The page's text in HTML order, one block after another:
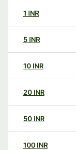
1 INR
5 INR
10 INR
20 INR
50 INR
100 INR